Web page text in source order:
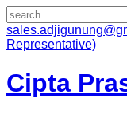
Search
for:
Representative)
Cipta